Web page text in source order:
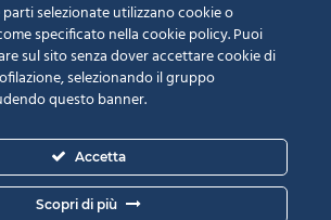
selezionate utilizzano cookie o
specificato nella cookie policy. Puoi
sul sito senza dover accettare cookie di
selezionando il gruppo
questo banner.
Accetta
Scopri di più